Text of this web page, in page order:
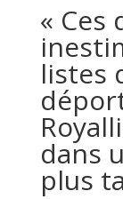
« Ces
listes
dans
plus